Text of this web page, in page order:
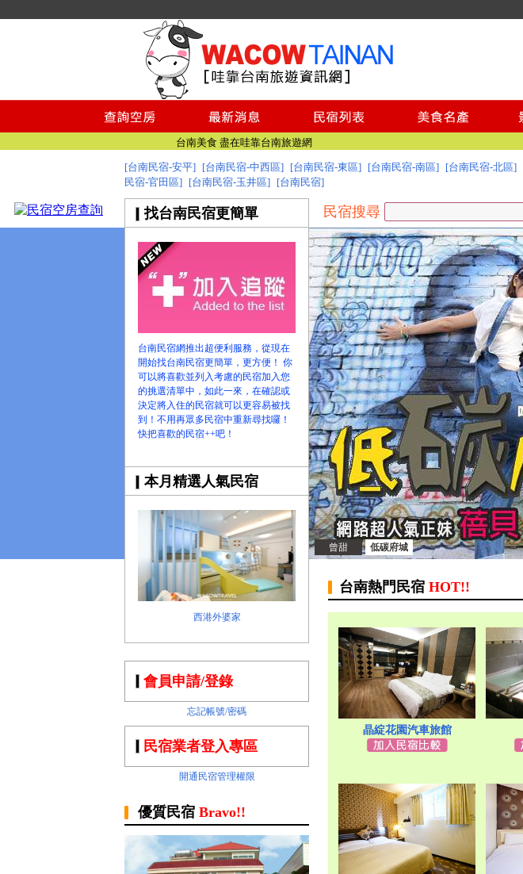
台南民宿
台南美食 盡在哇靠台南旅遊網
找台南民宿 就到哇靠台南民宿旅遊資訊網
台南旅遊網全新登場!
台南民宿
台南美食 盡在哇靠台南旅遊網
找台南民宿 就到哇靠台南民宿旅遊資訊網
台南旅遊網全新登場!
[台南民宿-安平] [台南民宿-中西區] [台南民宿-東區] [台南民宿-南區] [台南民宿-北區]
民宿-官田區] [台南民宿-玉井區] [台南民宿]
找台南民宿更簡單
台南民宿網推出超便利服務，從現在
開始找台南民宿更簡單，更方便！ 你
可以將喜歡並列入考慮的民宿加入您
的挑選清單中，如此一來，在確認或
決定將入住的民宿就可以更容易被找
到！不用再眾多民宿中重新尋找囉！
快把喜歡的民宿++吧！
本月精選人氣民宿
西港外婆家
曾甜 低碳府城
民宿搜尋
會員申請/登錄
忘記帳號/密碼
民宿業者登入專區
開通民宿管理權限
優質民宿 Bravo!!
台南熱門民宿 HOT!!
晶綻花園汽車旅館